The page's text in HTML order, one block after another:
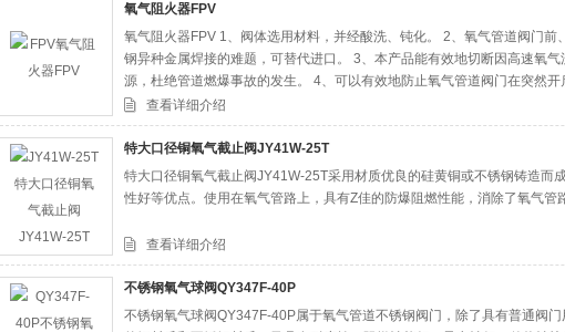
氧气阻火器FPV
氧气阻火器FPV 1、阀体选用材料，并经酸洗、钝化。 2、氧气管道阀门前
钢异种金属焊接的难题，可替代进口。 3、本产品能有效地切断因高速氧
源，杜绝管道燃爆事故的发生。 4、可以有效地防止氧气管道阀门在突然开
骤升，成为着火能源。
查看详细介绍
特大口径铜氧气截止阀JY41W-25T
特大口径铜氧气截止阀JY41W-25T采用材质优良的硅黄铜或不锈钢铸造而
性好等优点。使用在氧气管路上，具有Z佳的防爆阻燃性能，消除了氧气管
查看详细介绍
不锈钢氧气球阀QY347F-40P
不锈钢氧气球阀QY347F-40P属于氧气管道不锈钢阀门，除了具有普通阀